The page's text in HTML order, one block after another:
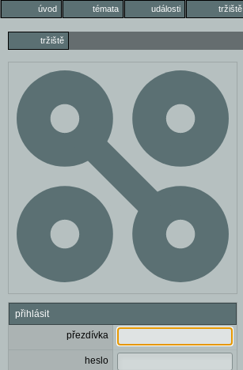
úvod témata události tržiště
tržiště
přihlásit
přezdívka
heslo